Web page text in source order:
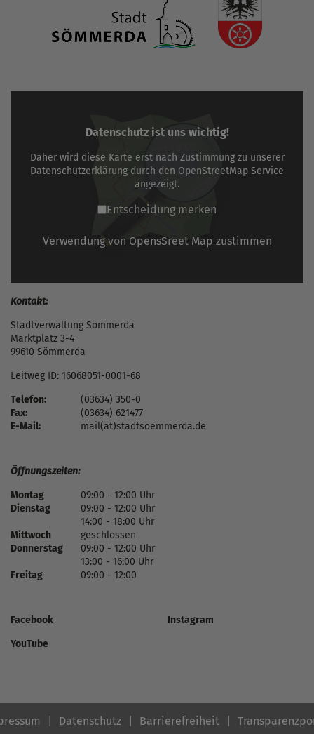
Datenschutz ist uns wichtig!
Daher wird diese Karte erst nach Zustimmung zu unserer
Datenschutzerklärung durch den OpenStreetMap Service
angezeigt.
Entscheidung merken
Verwendung von OpensSreet Map zustimmen
Kontakt:
Stadtverwaltung Sömmerda
Marktplatz 3-4
99610 Sömmerda
Leitweg ID: 16068051-0001-68
Telefon:
(03634) 350-0
Fax:
(03634) 621477
E-Mail:
mail(at)stadtsoemmerda.de
Öffnungszeiten:
Montag
09:00 - 12:00 Uhr
Dienstag
09:00 - 12:00 Uhr
14:00 - 18:00 Uhr
Mittwoch
geschlossen
Donnerstag
09:00 - 12:00 Uhr
13:00 - 16:00 Uhr
Freitag
09:00 - 12:00
Facebook
Instagram
YouTube
Datenschutz Barrierefreiheit